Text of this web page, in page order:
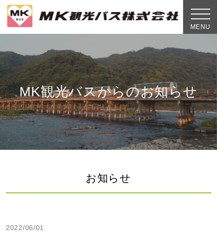
toggle
MENU
MK観光バスからのお知らせ
お知らせ
2022/06/01